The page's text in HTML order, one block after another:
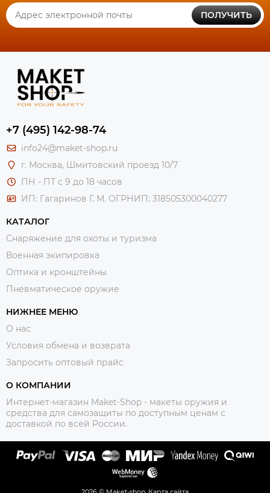
ПОЛУЧИТЬ
+7 (495) 142-98-74
info24@maket-shop.ru
г. Москва, Шмитовский проезд 10/7
ПН - ПТ с 9 до 18 часов
ИП: Гагаринов Г. М. ОГРНИП: 318505300040277
КАТАЛОГ
Снаряжение для охоты и туризма
Военная экипировка
Оптика и кронштейны
Пневматическое оружие
НИЖНЕЕ МЕНЮ
О нас
Условия обмена и возврата
Запросить оптовый прайс
О КОМПАНИИ
Интернет-магазин Maket-Shop - макеты оружия и
средства для самозащиты по доступным ценам с
доставкой по всей России.